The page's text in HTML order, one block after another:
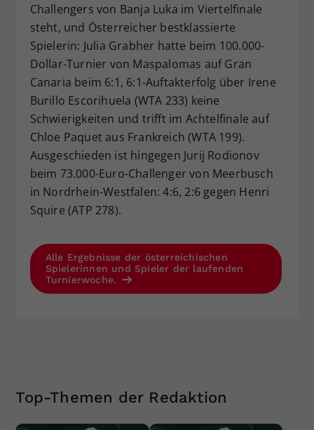
Challengers von Banja Luka im Viertelfinale
steht, und Österreicher bestklassierte
Spielerin: Julia Grabher hatte beim 100.000-
Dollar-Turnier von Maspalomas auf Gran
Canaria beim 6:1, 6:1-Auftakterfolg über Irene
Burillo Escorihuela (WTA 233) keine
Schwierigkeiten und trifft im Achtelfinale auf
Chloe Paquet aus Frankreich (WTA 199).
Ausgeschieden ist hingegen Jurij Rodionov
beim 73.000-Euro-Challenger von Meerbusch
in Nordrhein-Westfalen: 4:6, 2:6 gegen Henri
Squire (ATP 278).
Alle Ergebnisse der österreichischen
Spielerinnen und Spieler der laufenden
Turnierwoche.
Top-Themen der Redaktion